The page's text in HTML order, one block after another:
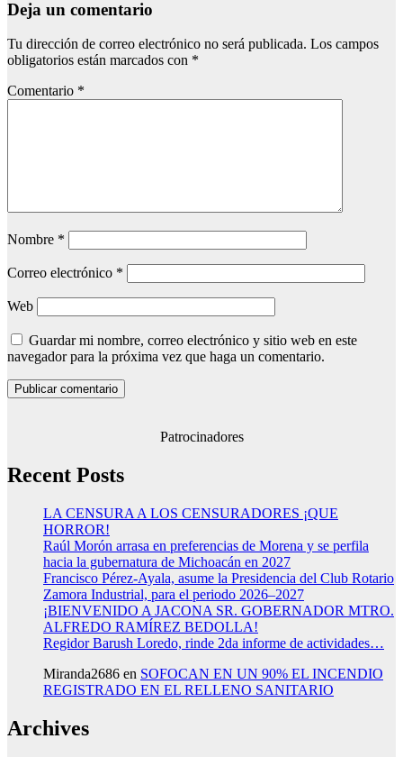
Deja un comentario
Tu dirección de correo electrónico no será publicada. Los campos
obligatorios están marcados con *
Comentario *
Nombre *
Correo electrónico *
Web
Guardar mi nombre, correo electrónico y sitio web en este
navegador para la próxima vez que haga un comentario.
Patrocinadores
Recent Posts
LA CENSURA A LOS CENSURADORES ¡QUE
HORROR!
Raúl Morón arrasa en preferencias de Morena y se perfila
hacia la gubernatura de Michoacán en 2027
Francisco Pérez-Ayala, asume la Presidencia del Club Rotario
Zamora Industrial, para el periodo 2026–2027
¡BIENVENIDO A JACONA SR. GOBERNADOR MTRO.
ALFREDO RAMÍREZ BEDOLLA!
Regidor Barush Loredo, rinde 2da informe de actividades…
Miranda2686 en SOFOCAN EN UN 90% EL INCENDIO
REGISTRADO EN EL RELLENO SANITARIO
Archives